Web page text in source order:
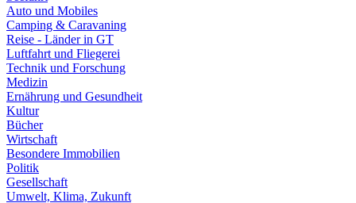
Auto und Mobiles
Camping & Caravaning
Reise - Länder in GT
Luftfahrt und Fliegerei
Technik und Forschung
Medizin
Ernährung und Gesundheit
Kultur
Bücher
Wirtschaft
Besondere Immobilien
Politik
Gesellschaft
Umwelt, Klima, Zukunft